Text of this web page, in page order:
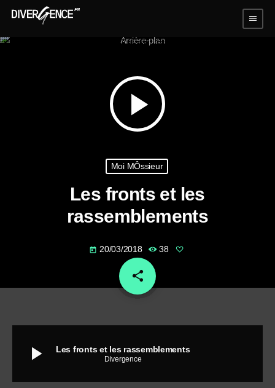
menu
play_arrow
Moi MÔssieur
Les fronts et les
rassemblements
today 20/03/2018 38
share
email
play_arrow Les fronts et les rassemblements
Divergence